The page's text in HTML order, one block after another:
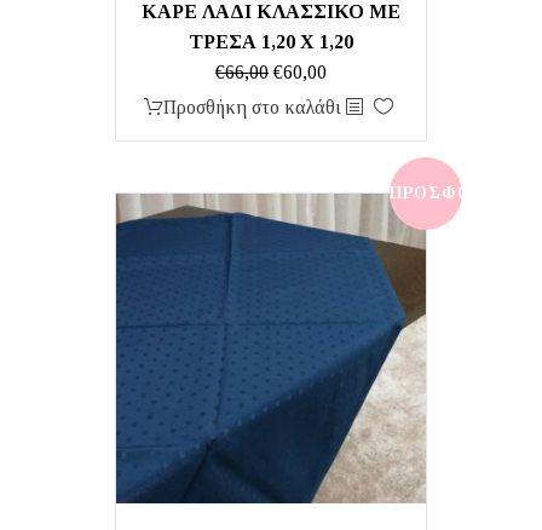
ΚΑΡΕ ΛΑΔΙ ΚΛΑΣΣΙΚΟ ΜΕ
ΤΡΕΣΑ 1,20 Χ 1,20
€66,00 Original
price
€60,00Η
τρέχουσα
€60,00.
Προσθήκη στο καλάθι
ΠΡΟΣΦΟΡΆ!